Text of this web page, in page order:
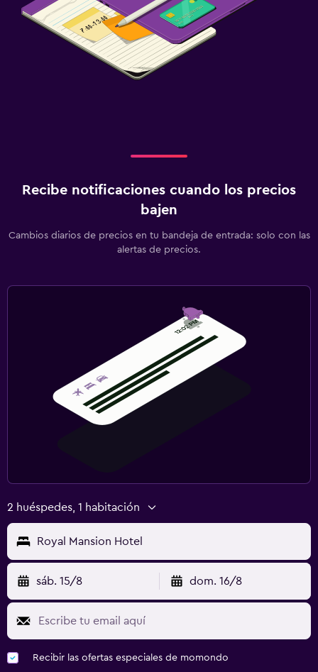
Recibe notificaciones cuando los precios
bajen
Cambios diarios de precios en tu bandeja de entrada: solo con las
alertas de precios.
2 huéspedes, 1 habitación
Royal Mansion Hotel
sáb. 15/8 dom. 16/8
Recibir las ofertas especiales de momondo